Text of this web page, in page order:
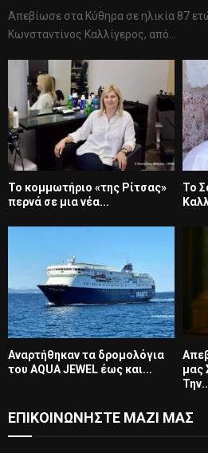
Απεβίωσε στα Κύθηρα σε ηλικία 87
Κωνσταντίνος Καλλίγερος, από...
Το κομμωτήριο «της Ρίτσας»
περνά σε μια νέα...
Το
Αναρτήθηκαν τα δρομολόγια
του AQUA JEWEL έως και...
μας
ΕΠΙΚΟΙΝΩΝΗΣΤΕ ΜΑΖΙ ΜΑΣ